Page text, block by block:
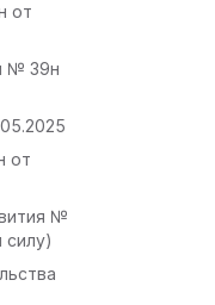
от
№ 39н
от
№
силу)